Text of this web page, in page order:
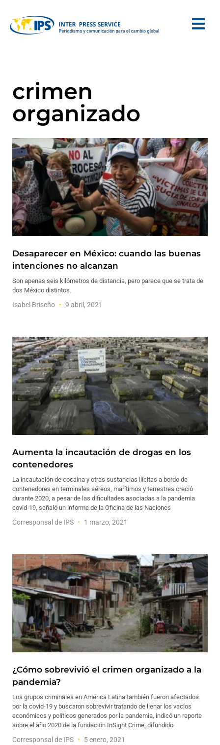
crimen
organizado
Desaparecer en México: cuando las buenas
intenciones no alcanzan
Son apenas seis kilómetros de distancia, pero parece que se trata de
dos México distintos.
Isabel Briseño 9 abril, 2021
Aumenta la incautación de drogas en los
contenedores
La incautación de cocaína y otras sustancias ilícitas a bordo de
contenedores en terminales aéreos, marítimos y terrestres creció
durante 2020, a pesar de las dificultades asociadas a la pandemia
covid-19, señaló un informe de la Oficina de las Naciones
Corresponsal de IPS 1 marzo, 2021
¿Cómo sobrevivió el crimen organizado a la
pandemia?
Los grupos criminales en América Latina también fueron afectados
por la covid-19 y buscaron sobrevivir tratando de llenar los vacíos
económicos y políticos generados por la pandemia, indicó un reporte
sobre el año 2020 de la fundación InSight Crime, difundido
Corresponsal de IPS 5 enero, 2021